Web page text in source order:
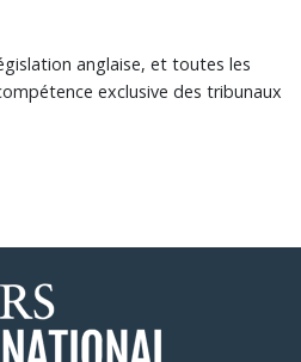
anglaise, et toutes les
exclusive des tribunaux